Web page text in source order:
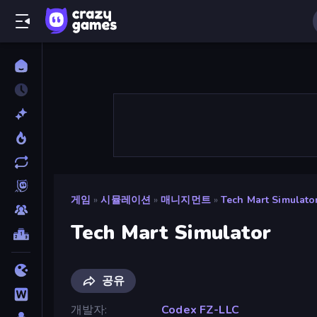
게임 » 시뮬레이션 » 매니지먼트 » Tech Mart
Tech Mart Simulator
공유
개발자
Codex FZ-LLC